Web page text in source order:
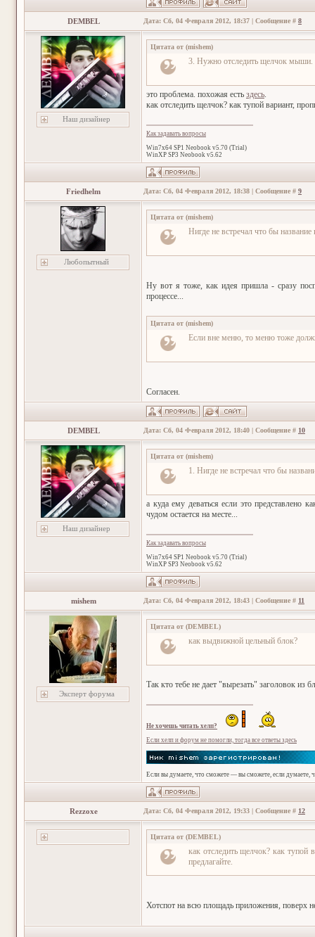
DEMBEL Дата: Сб, 04 Февраля 2012, 18:37 | Сообщение # 8
Наш дизайнер
Цитата от (mishem)
3. Нужно отследить щелчок мыши.
это проблема. похожая есть здесь.
как отследить щелчок? как тупой вариант,
Как задавать вопросы
Win7x64 SP1 Neobook v5.70 (Trial)
WinXP SP3 Neobook v5.62
Friedhelm Дата: Сб, 04 Февраля 2012, 18:38 | Сообщение # 9
Любопытный
Цитата от (mishem)
Нигде не встречал что бы
Ну вот я тоже, как идея пришла - сразу
процессе...
Цитата от (mishem)
Если вне меню, то меню тоже
Согласен.
DEMBEL Дата: Сб, 04 Февраля 2012, 18:40 | Сообщение # 10
Наш дизайнер
Цитата от (mishem)
1. Нигде не встречал что бы
а куда ему деваться если это представлено
чудом остается на месте...
Как задавать вопросы
Win7x64 SP1 Neobook v5.70 (Trial)
WinXP SP3 Neobook v5.62
mishem Дата: Сб, 04 Февраля 2012, 18:43 | Сообщение # 11
Эксперт форума
Цитата от (DEMBEL)
как выдвижной цельный блок?
Так кто тебе не дает "вырезать" заголовок из
Не хочешь читать хелп?
Если хелп и форум не помогли, тогда все ответы здесь
Если вы думаете, что сможете — вы сможете, если думаете,
Rezzoxe Дата: Сб, 04 Февраля 2012, 19:33 | Сообщение # 12
Цитата от (DEMBEL)
как отследить щелчок? как тупой
предлагайте.
Хотспот на всю площадь приложения, поверх